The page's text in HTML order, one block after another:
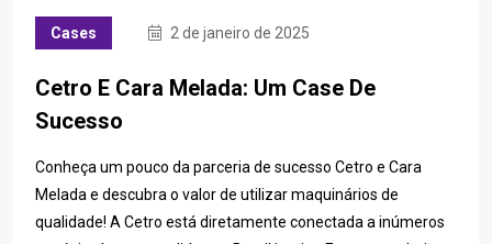
Cases 2 de janeiro de 2025
Cetro E Cara Melada: Um Case De
Sucesso
Conheça um pouco da parceria de sucesso Cetro e Cara
Melada e descubra o valor de utilizar maquinários de
qualidade! A Cetro está diretamente conectada a inúmeros